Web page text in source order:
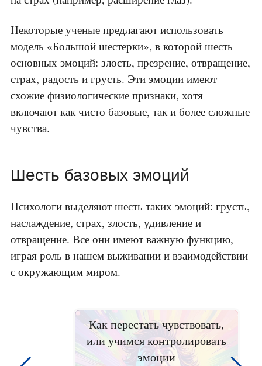
Некоторые ученые предлагают использовать
модель «Большой шестерки», в которой шесть
основных эмоций: злость, презрение, отвращение,
страх, радость и грусть. Эти эмоции имеют
схожие физиологические признаки, хотя
включают как чисто базовые, так и более сложные
чувства.
Шесть базовых эмоций
Психологи выделяют шесть таких эмоций: грусть,
наслаждение, страх, злость, удивление и
отвращение. Все они имеют важную функцию,
играя роль в нашем выживании и взаимодействии
с окружающим миром.
Как перестать чувствовать,
или учимся контролировать
эмоции